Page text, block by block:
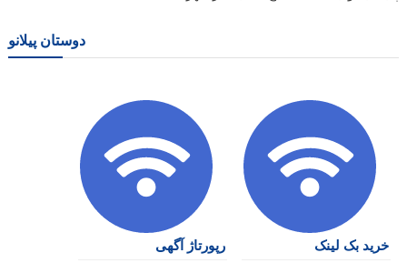
دوستان پیلانو
خرید بک لینک رپورتاژ آگهی